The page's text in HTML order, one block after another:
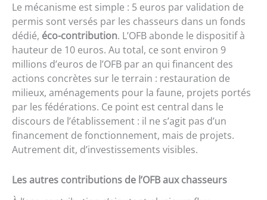
Le mécanisme est simple : 5 euros par validation de
permis sont versés par les chasseurs dans un fonds
dédié, éco-contribution. L’OFB abonde le dispositif à
hauteur de 10 euros. Au total, ce sont environ 9
millions d’euros de l’OFB par an qui financent des
actions concrètes sur le terrain : restauration de
milieux, aménagements pour la faune, projets portés
par les fédérations. Ce point est central dans le
discours de l’établissement : il ne s’agit pas d’un
financement de fonctionnement, mais de projets.
Autrement dit, d’investissements visibles.
Les autres contributions de l’OFB aux chasseurs